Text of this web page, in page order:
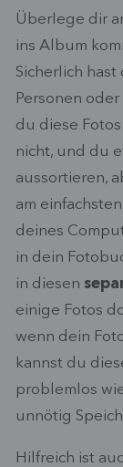
Überlege dir
ins Album
Sicherlich
Personen
du diese
nicht, und du
aussortieren,
am
deines
in dein
in diesen
einige Fotos
wenn dein
kannst du
problemlos
unnötig
Hilfreich ist